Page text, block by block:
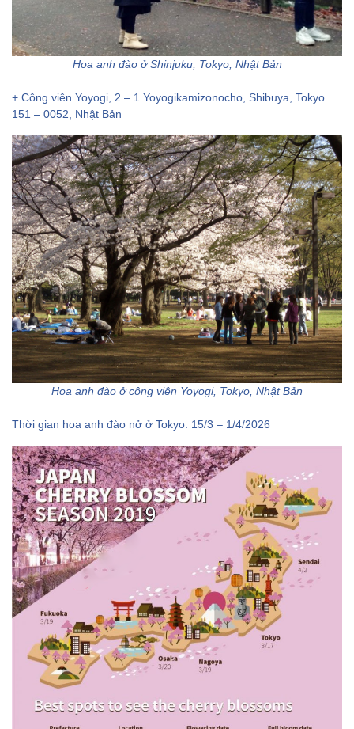
Hoa anh đào ở Shinjuku, Tokyo, Nhật Bản
+ Công viên Yoyogi, 2 – 1 Yoyogikamizonocho, Shibuya, Tokyo
151 – 0052, Nhật Bản
Hoa anh đào ở công viên Yoyogi, Tokyo, Nhật Bản
Thời gian hoa anh đào nở ở Tokyo: 15/3 – 1/4/2026